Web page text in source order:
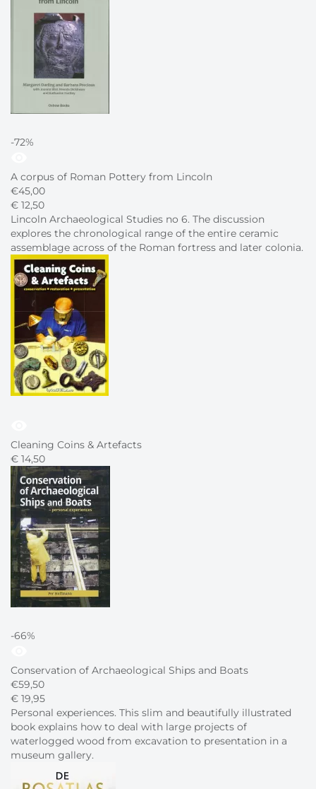
-72%
A corpus of Roman Pottery from Lincoln
€45,00
€ 12,50
Lincoln Archaeological Studies no 6. The discussion
explores the chronological range of the entire ceramic
assemblage across of the Roman fortress and later colonia.
Cleaning Coins & Artefacts
€ 14,50
-66%
Conservation of Archaeological Ships and Boats
€59,50
€ 19,95
Personal experiences. This slim and beautifully illustrated
book explains how to deal with large projects of
waterlogged wood from excavation to presentation in a
museum gallery.